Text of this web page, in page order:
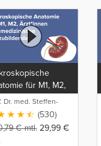
für M1, M2,
und
Dr. med. Steffen-
Wirth (1)
(530)
€mtl. 29,99 €